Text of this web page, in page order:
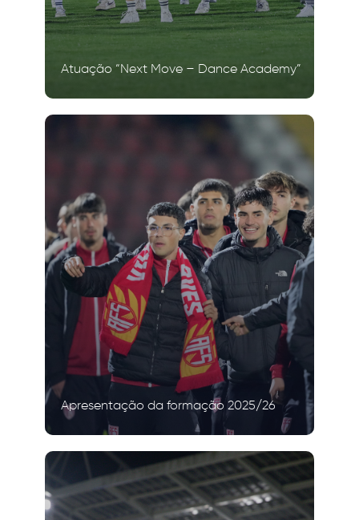
Atuação “Next Move – Dance Academy”
Apresentação da formação 2025/26